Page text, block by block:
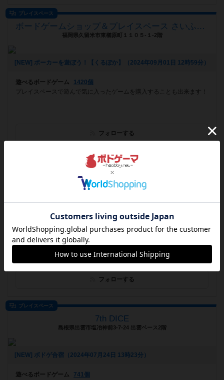
プレイスペース
ボードゲームショップ＆プレイスペース さいふる[xi-full]
福岡県久留米市東櫛原町１１０５-１-2階
[NEW] ポーカーを遊ぼう！【くるぽか】（2024年09月01日 12時59分）
遊べるボードゲーム
1420個
プレイスペースで遊んで気に入ったゲームを購入することも出来ます！
フォローする
テーブルトークカフェDaydream
東京都中央区日本橋本石町4-2-6 神田GMビル 2F
遊べるボードゲーム 341個
東京神田の路地裏にある「TRPG」と「ボードゲーム」が遊べるお店
フォローする
プレイスペース
7th DICE
島根県出雲市塩冶神前3-7-24 出雲ベース2階
[NEW] ボドゲ合宿（2024年07月24日 13時23分）
遊べるボードゲーム
741個